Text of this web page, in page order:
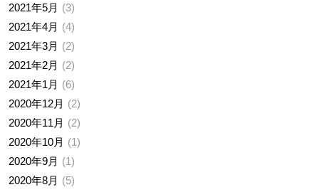
2021年5月
3
2021年4月
4
2021年3月
2
2021年2月
2
2021年1月
6
2020年12月
2
2020年11月
2
2020年10月
1
2020年9月
1
2020年8月
5